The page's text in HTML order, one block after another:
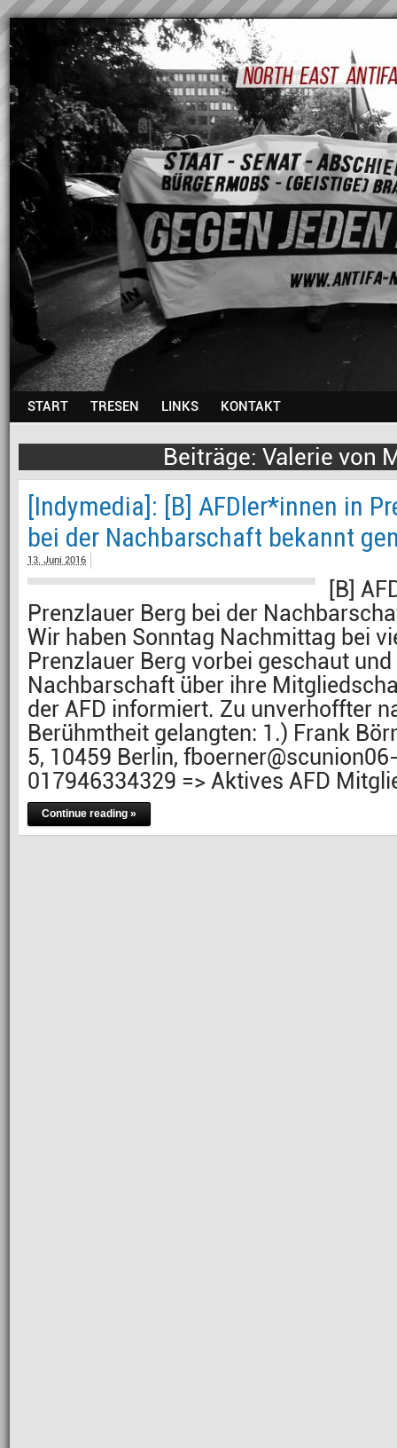
START TRESEN LINKS KONTAKT
Valerie von
[Indymedia]: [B] AFDler*innen in
bei der Nachbarschaft bekannt
13. Juni 2016
[B]
Prenzlauer Berg bei der
Wir haben Sonntag Nachmittag bei
Prenzlauer Berg vorbei geschaut
Nachbarschaft über ihre
der AFD informiert. Zu unverhoffter
Berühmtheit gelangten: 1.) Frank
5, 10459 Berlin,
017946334329 => Aktives AFD
Continue reading »